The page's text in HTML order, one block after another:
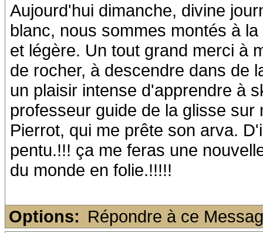
Aujourd'hui dimanche, divine
blanc, nous sommes montés à
et légère. Un tout grand merci à
de rocher, à descendre dans de
un plaisir intense d'apprendre à
professeur guide de la glisse
Pierrot, qui me prête son arva.
pentu.!!! ça me feras une
du monde en folie.!!!!!
Options: Répondre à ce